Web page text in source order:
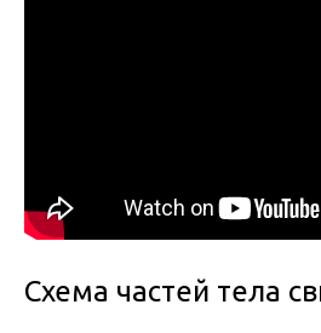
Схема частей тела